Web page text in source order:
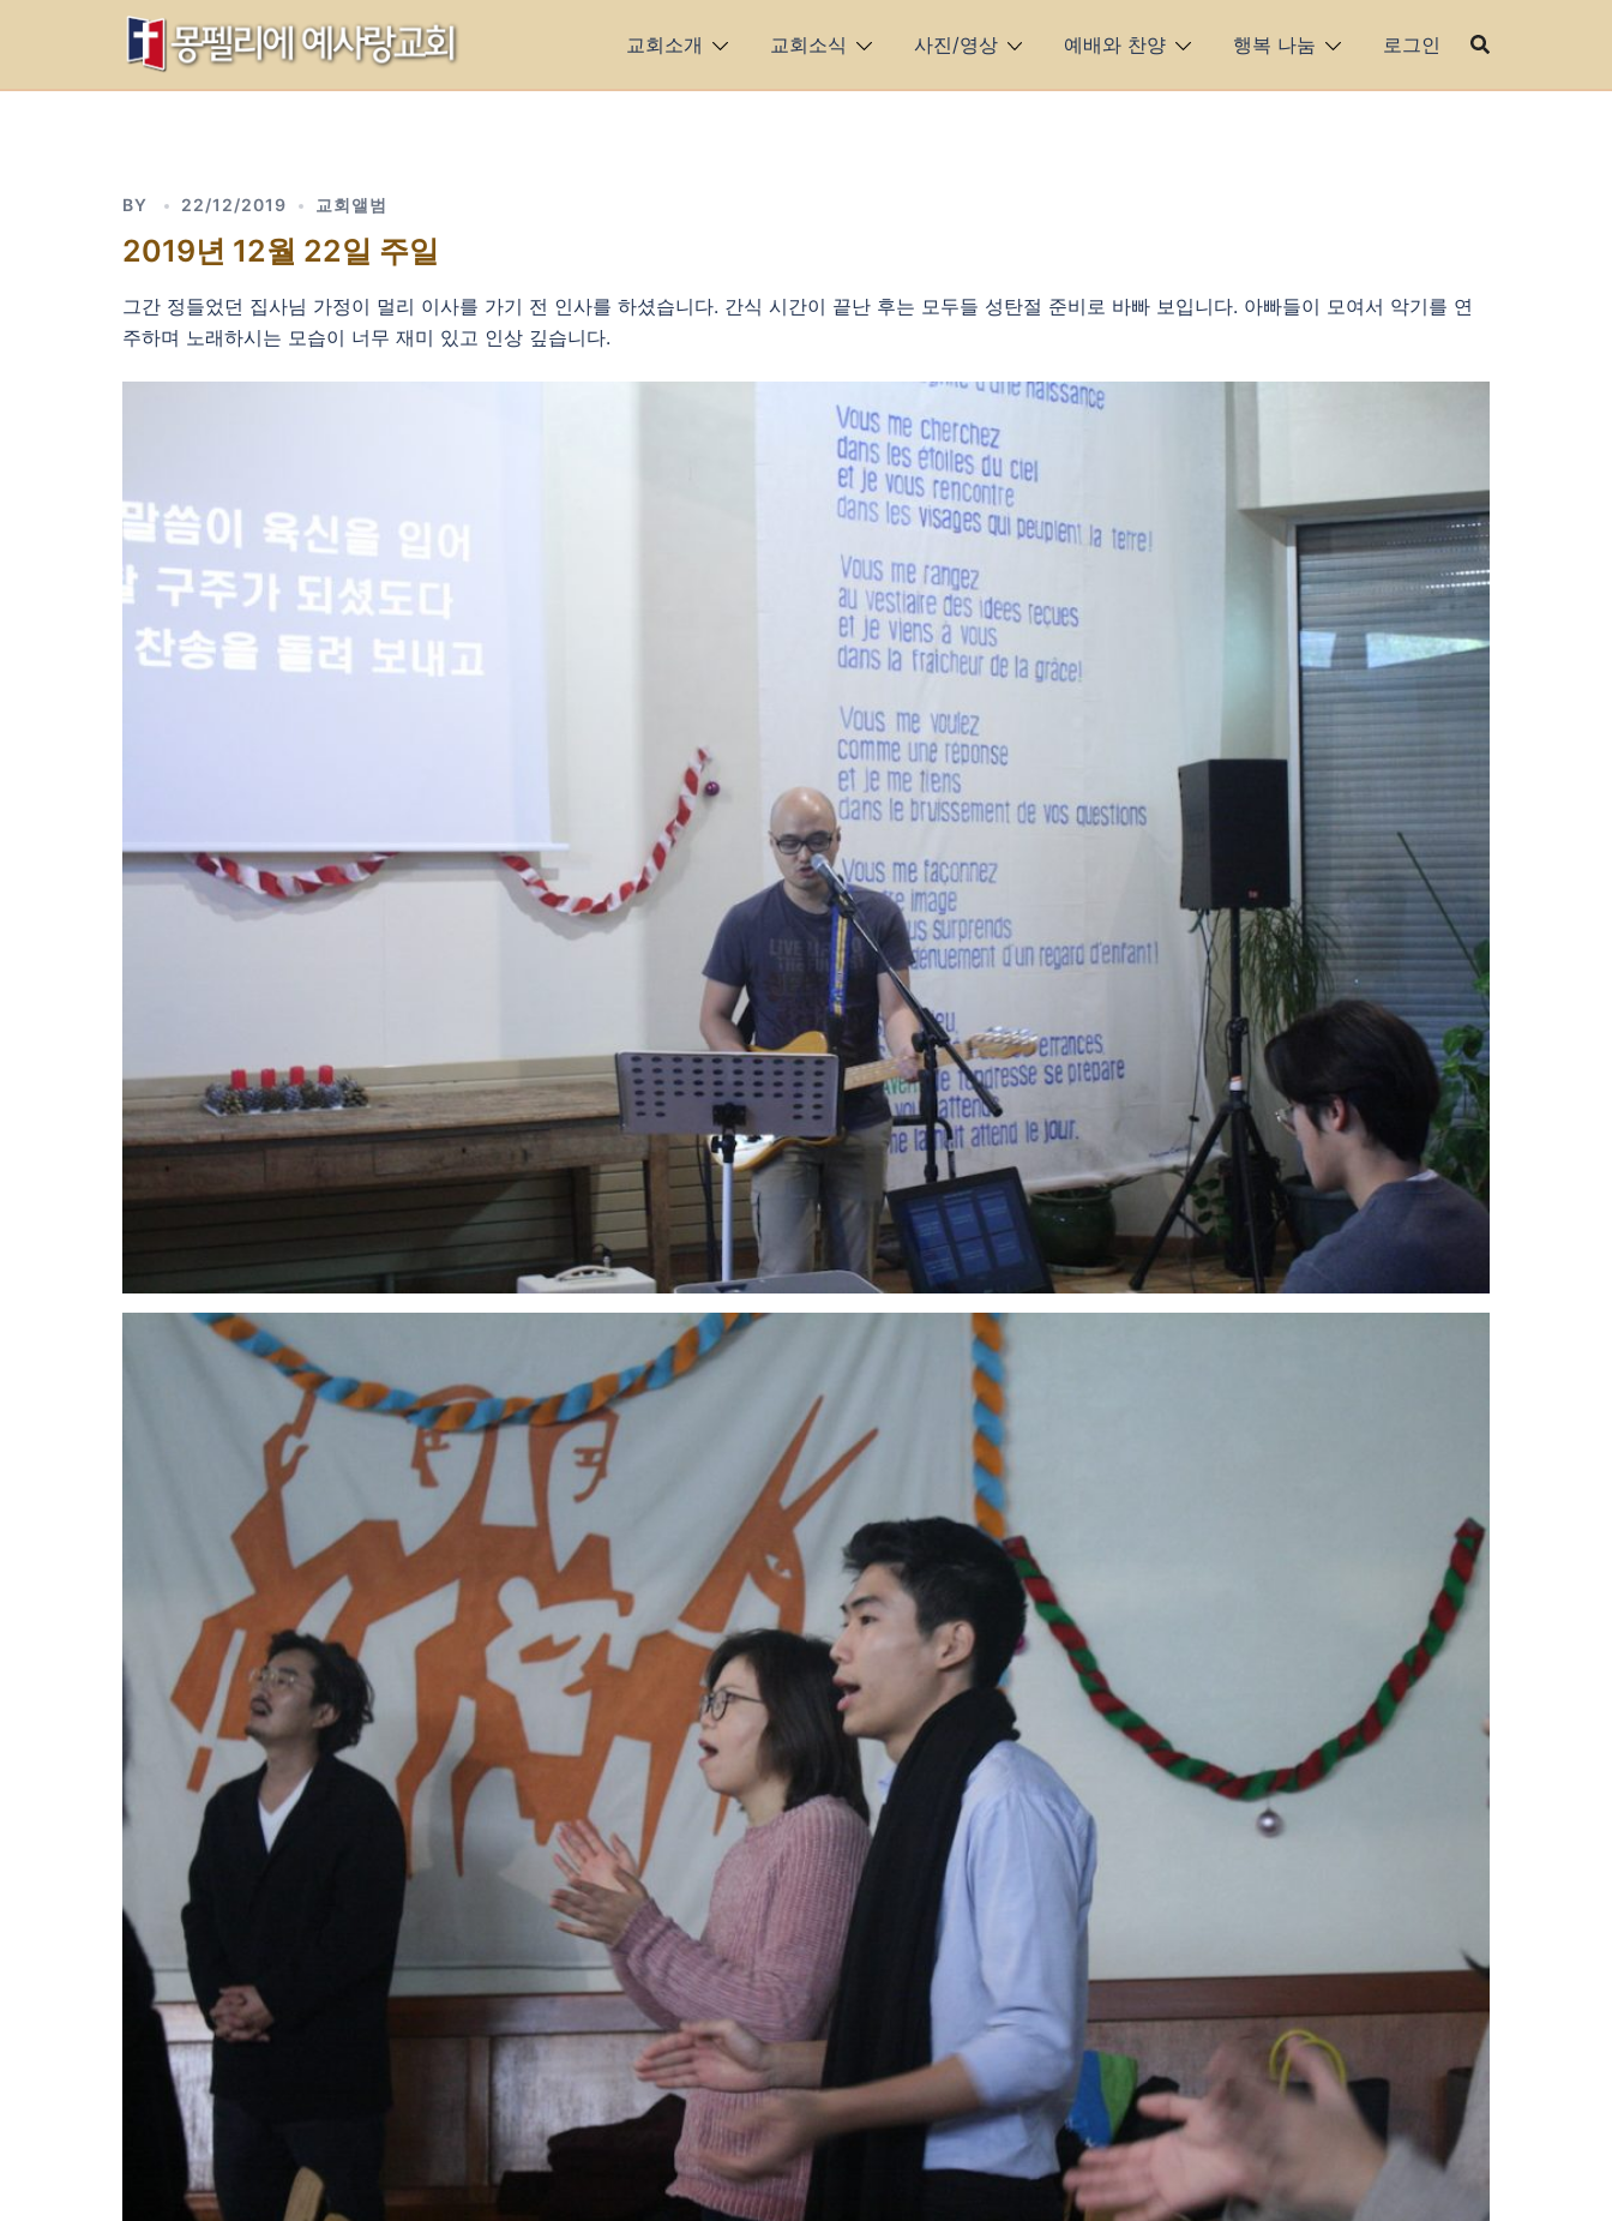
교회소개 교회소식 사진/영상 예배와 찬양 행복 나눔 로그인
BY 22/12/2019 교회앨범
2019년 12월 22일 주일
그간 정들었던 집사님 가정이 멀리 이사를 가기 전 인사를 하셨습니다. 간식 시간이 끝난 후는 모두들 성탄절 준비로 바빠 보입니다. 아빠들이 모여서 악기를 연
주하며 노래하시는 모습이 너무 재미 있고 인상 깊습니다.